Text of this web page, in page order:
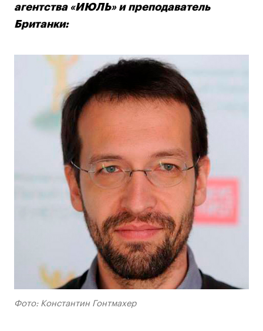
агентства «ИЮЛЬ» и преподаватель
Британки:
Фото: Константин Гонтмахер